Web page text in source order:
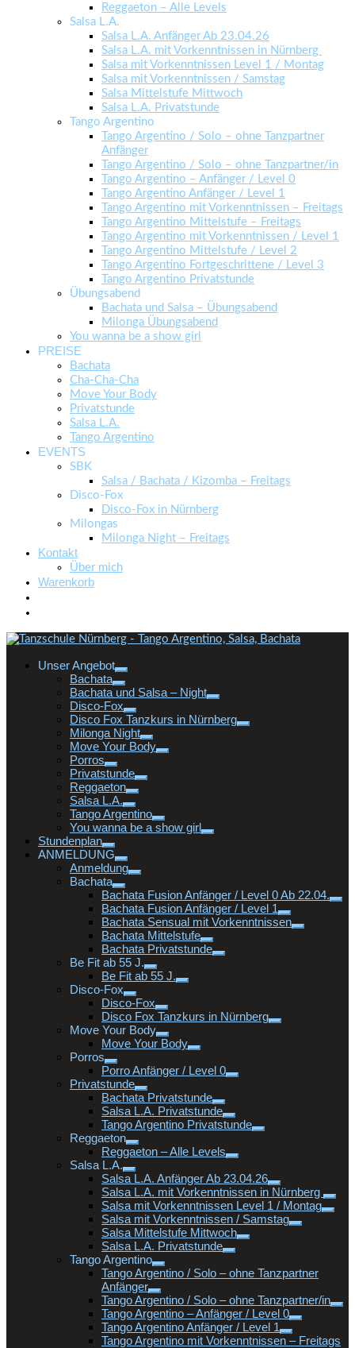
Reggaeton – Alle Levels
Salsa L.A.
Salsa L.A. Anfänger Ab 23.04.26
Salsa L.A. mit Vorkenntnissen in Nürnberg
Salsa mit Vorkenntnissen Level 1 / Montag
Salsa mit Vorkenntnissen / Samstag
Salsa Mittelstufe Mittwoch
Salsa L.A. Privatstunde
Tango Argentino
Tango Argentino / Solo – ohne Tanzpartner
Anfänger
Tango Argentino / Solo – ohne Tanzpartner/in
Tango Argentino – Anfänger / Level 0
Tango Argentino Anfänger / Level 1
Tango Argentino mit Vorkenntnissen – Freitags
Tango Argentino Mittelstufe – Freitags
Tango Argentino mit Vorkenntnissen / Level 1
Tango Argentino Mittelstufe / Level 2
Tango Argentino Fortgeschrittene / Level 3
Tango Argentino Privatstunde
Übungsabend
Bachata und Salsa – Übungsabend
Milonga Übungsabend
You wanna be a show girl
PREISE
Bachata
Cha-Cha-Cha
Move Your Body
Privatstunde
Salsa L.A.
Tango Argentino
EVENTS
SBK
Salsa / Bachata / Kizomba – Freitags
Disco-Fox
Disco-Fox in Nürnberg
Milongas
Milonga Night – Freitags
Kontakt
Über mich
Warenkorb
Unser Angebot
Bachata
Bachata und Salsa – Night
Disco-Fox
Disco Fox Tanzkurs in Nürnberg
Milonga Night
Move Your Body
Porros
Privatstunde
Reggaeton
Salsa L.A.
Tango Argentino
You wanna be a show girl
Stundenplan
ANMELDUNG
Anmeldung
Bachata
Bachata Fusion Anfänger / Level 0 Ab 22.04.
Bachata Fusion Anfänger / Level 1
Bachata Sensual mit Vorkenntnissen
Bachata Mittelstufe
Bachata Privatstunde
Be Fit ab 55 J.
Be Fit ab 55 J.
Disco-Fox
Disco-Fox
Disco Fox Tanzkurs in Nürnberg
Move Your Body
Move Your Body
Porros
Porro Anfänger / Level 0
Privatstunde
Bachata Privatstunde
Salsa L.A. Privatstunde
Tango Argentino Privatstunde
Reggaeton
Reggaeton – Alle Levels
Salsa L.A.
Salsa L.A. Anfänger Ab 23.04.26
Salsa L.A. mit Vorkenntnissen in Nürnberg
Salsa mit Vorkenntnissen Level 1 / Montag
Salsa mit Vorkenntnissen / Samstag
Salsa Mittelstufe Mittwoch
Salsa L.A. Privatstunde
Tango Argentino
Tango Argentino / Solo – ohne Tanzpartner
Anfänger
Tango Argentino / Solo – ohne Tanzpartner/in
Tango Argentino – Anfänger / Level 0
Tango Argentino Anfänger / Level 1
Tango Argentino mit Vorkenntnissen – Freitags